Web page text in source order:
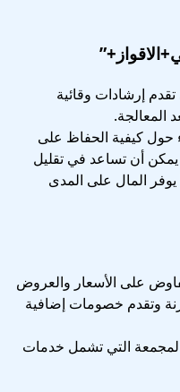
إرشادات وقائية
المعالجة.
حول كيفية الحفاظ على
أن تساعد في تقليل
يوفر المال على المدى
على الأسعار والعروض
وتقدم خصومات إضافية
التي تشمل خدمات